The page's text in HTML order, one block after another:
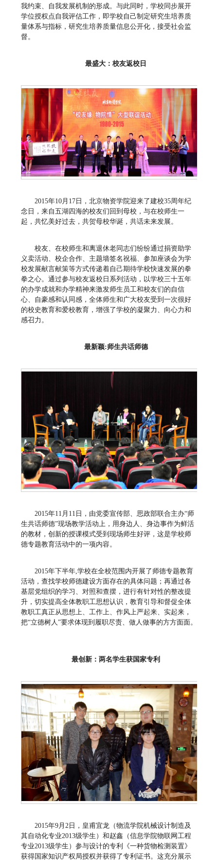
我约束、自我发展机制的形成。与此同时，学校同步展开
学位授权点自我评估工作，即学校自己制定研究生培养质
量体系与指标，研究生培养质量信息公开化，接受社会监
督。
最盛大：校友返校日
2015年10月17日，北京物资学院迎来了建校35周年纪
念日，来自五湖四海的校友们回到母校，与在校师生一
起，共忆美好过去，共贺母校华诞，共话未来发展。
校友、在校师生和离退休老同志们纷纷通过捐资助学
义卖活动、校企合作、主题墙签名祝福、参加座谈会为学
校发展献言献策等方式传递着自己期待学校快速发展的拳
拳之心。通过参与校友返校日系列活动，以学校三十五年
的办学成就和办学精神来激发师生员工和校友们的自信
心、自豪感和认同感，全体师生和广大校友受到一次很好
的校史教育和爱校教育，增强了学校的凝聚力、向心力和
感召力。
最新颖:师生共话师德
2015年11月11日，由党委宣传部、思政部联合主办“师
生共话师德”现场教学活动上，用身边人、身边事作为鲜活
的教材，创新的授课模式受到现场师生好评，这是学校师
德专题教育活动中的一项内容。
2015年下半年,学校在全校范围内开展了师德专题教育
活动，查找学校师德建设方面存在的具体问题；再通过各
基层党组织的学习、对照和查摆，进行有针对性的整改提
升，切实提高全体教职工思想认识，教育引导和督促全体
教职工真正从思想上、工作上、作风上严起来、实起来，
把“立德树人”要求体现到履职尽责、做人做事的方方面面。
最创新：两名学生获国家专利
2015年9月2日，皇甫宜龙（物流学院机械设计制造及
其自动化专业2013级学生）和赵鑫（信息学院物联网工程
专业2013级学生）参与设计的专利《一种货物检测装置》
获得国家知识产权局授权并获得了专利证书。这充分展示